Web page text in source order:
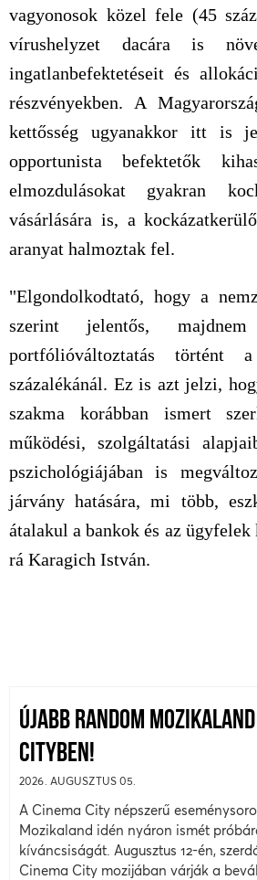
vagyonosok közel fele (45
vírushelyzet dacára is
ingatlanbefektetéseit és
részvényekben. A
kettősség ugyanakkor itt is
opportunista befektetők
elmozdulásokat gyakran
vásárlására is, a
aranyat halmoztak fel.
"Elgondolkodtató, hogy a
szerint jelentős,
portfólióváltoztatás történt
százalékánál. Ez is azt jelzi,
szakma korábban ismert
működési, szolgáltatási
pszichológiájában is
járvány hatására, mi több,
átalakul a bankok és az
rá Karagich István.
ÚJABB RANDOM
CITYBEN!
2026. AUGUSZTUS 05.
A Cinema City népszerű
Mozikaland idén nyáron ismét
kíváncsiságát. Augusztus 12-én,
Cinema City mozijában várják a